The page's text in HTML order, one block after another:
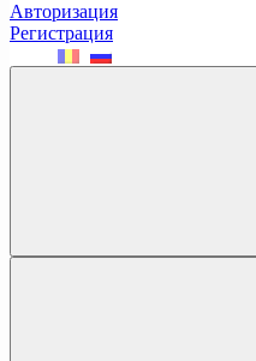
Авторизация
Регистрация